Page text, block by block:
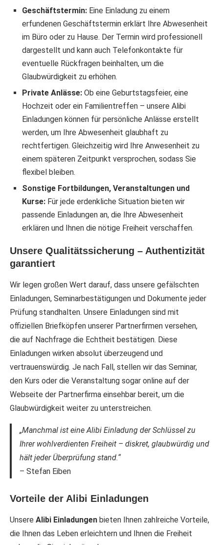
Geschäftstermin: Eine Einladung zu einem
erfundenen Geschäftstermin erklärt Ihre Abwesenheit
im Büro oder zu Hause. Der Termin wird professionell
dargestellt und kann auch Telefonkontakte für
eventuelle Rückfragen beinhalten, um die
Glaubwürdigkeit zu erhöhen.
Private Anlässe: Ob eine Geburtstagsfeier, eine
Hochzeit oder ein Familientreffen – unsere Alibi
Einladungen können für persönliche Anlässe erstellt
werden, um Ihre Abwesenheit glaubhaft zu
rechtfertigen. Gleichzeitig wird Ihre Anwesenheit zu
einem späteren Zeitpunkt versprochen, sodass Sie
flexibel bleiben.
Sonstige Fortbildungen, Veranstaltungen und
Kurse: Für jede erdenkliche Situation bieten wir
passende Einladungen an, die Ihre Abwesenheit
erklären und Ihnen die nötige Freiheit verschaffen.
Unsere Qualitätssicherung – Authentizität
garantiert
Wir legen großen Wert darauf, dass unsere gefälschten
Einladungen, Seminarbestätigungen und Dokumente jeder
Prüfung standhalten. Unsere Einladungen sind mit
offiziellen Briefköpfen unserer Partnerfirmen versehen,
die auf Nachfrage die Echtheit bestätigen. Diese
Einladungen wirken absolut überzeugend und
vertrauenswürdig. Je nach Fall, stellen wir das Seminar,
den Kurs oder die Veranstaltung sogar online auf der
Webseite der Partnerfirma einsehbar bereit, um die
Glaubwürdigkeit weiter zu unterstreichen.
„Manchmal ist eine Alibi Einladung der Schlüssel zu
Ihrer wohlverdienten Freiheit – diskret, glaubwürdig und
hält jeder Überprüfung stand.“
– Stefan Eiben
Vorteile der Alibi Einladungen
Unsere Alibi Einladungen bieten Ihnen zahlreiche Vorteile,
die Ihnen das Leben erleichtern und Ihnen die Freiheit